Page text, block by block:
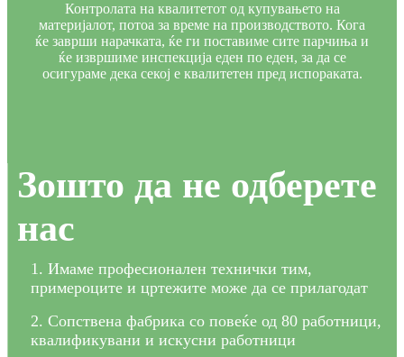
Контролата на квалитетот од купувањето на
материјалот, потоа за време на производството. Кога
ќе заврши нарачката, ќе ги поставиме сите парчиња и
ќе извршиме инспекција еден по еден, за да се
осигураме дека секој е квалитетен пред испораката.
Зошто да не одберете
нас
1. Имаме професионален технички тим,
примероците и цртежите може да се прилагодат
2. Сопствена фабрика со повеќе од 80 работници,
квалификувани и искусни работници